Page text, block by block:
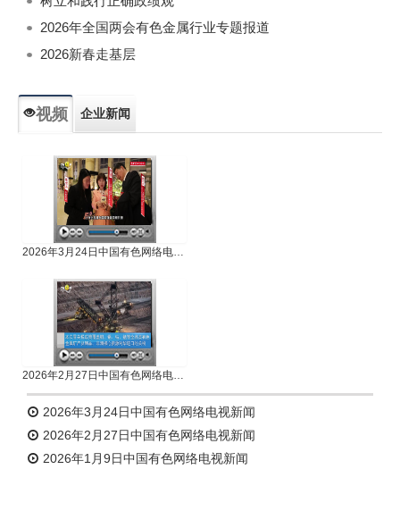
2026年全国两会有色金属行业专题报道
2026新春走基层
视频 企业新闻
2026年3月24日中国有色网络电视新闻
2026年2月27日中国有色网络电视新闻
2026年3月24日中国有色网络电视新闻
2026年2月27日中国有色网络电视新闻
2026年1月9日中国有色网络电视新闻